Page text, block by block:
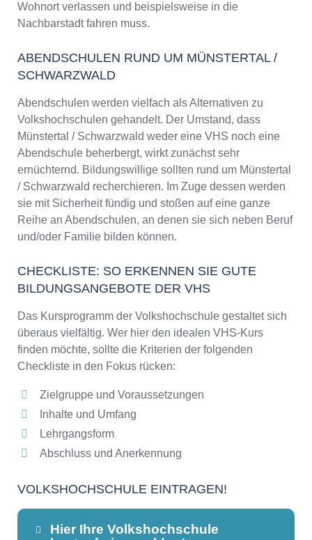
Wohnort verlassen und beispielsweise in die
Nachbarstadt fahren muss.
ABENDSCHULEN RUND UM MÜNSTERTAL /
SCHWARZWALD
Abendschulen werden vielfach als Alternativen zu
Volkshochschulen gehandelt. Der Umstand, dass
Münstertal / Schwarzwald weder eine VHS noch eine
Abendschule beherbergt, wirkt zunächst sehr
ernüchternd. Bildungswillige sollten rund um Münstertal
/ Schwarzwald recherchieren. Im Zuge dessen werden
sie mit Sicherheit fündig und stoßen auf eine ganze
Reihe an Abendschulen, an denen sie sich neben Beruf
und/oder Familie bilden können.
CHECKLISTE: SO ERKENNEN SIE GUTE
BILDUNGSANGEBOTE DER VHS
Das Kursprogramm der Volkshochschule gestaltet sich
überaus vielfältig. Wer hier den idealen VHS-Kurs
finden möchte, sollte die Kriterien der folgenden
Checkliste in den Fokus rücken:
Zielgruppe und Voraussetzungen
Inhalte und Umfang
Lehrgangsform
Abschluss und Anerkennung
VOLKSHOCHSCHULE EINTRAGEN!
Hier Ihre Volkshochschule